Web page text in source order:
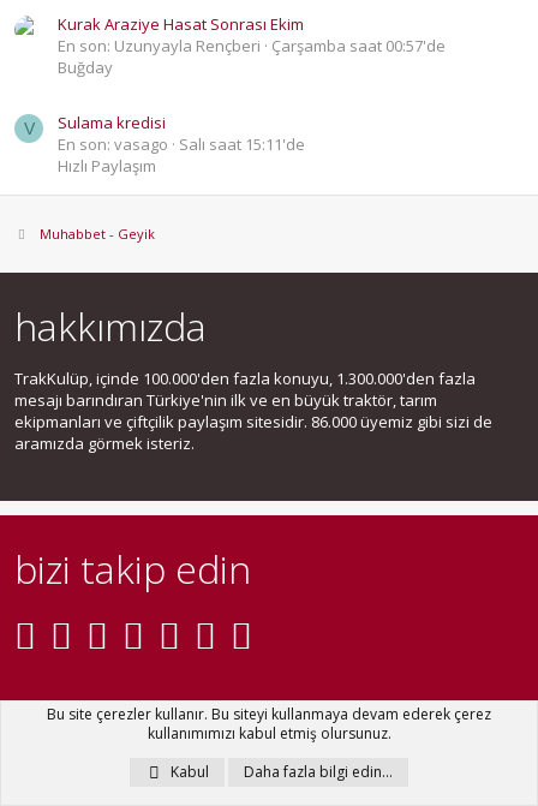
Kurak Araziye Hasat Sonrası Ekim
En son: Uzunyayla Rençberi
Çarşamba saat 00:57'de
Buğday
V
Sulama kredisi
En son: vasago
Salı saat 15:11'de
Hızlı Paylaşım
Muhabbet - Geyik
hakkımızda
TrakKulüp, içinde 100.000'den fazla konuyu, 1.300.000'den fazla
mesajı barındıran Türkiye'nin ilk ve en büyük traktör, tarım
ekipmanları ve çiftçilik paylaşım sitesidir. 86.000 üyemiz gibi sizi de
aramızda görmek isteriz.
bizi takip edin
Şartlar ve kurallar Gizlilik politikası
Bu site çerezler kullanır. Bu siteyi kullanmaya devam ederek çerez
kullanımımızı kabul etmiş olursunuz.
Kabul
Daha fazla bilgi edin…